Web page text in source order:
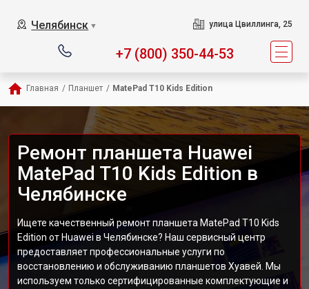
Челябинск ▼ улица Цвиллинга, 25
+7 (800) 350-44-53
Главная / Планшет / MatePad T10 Kids Edition
Ремонт планшета Huawei
MatePad T10 Kids Edition в
Челябинске
Ищете качественный ремонт планшета MatePad T10 Kids
Edition от Huawei в Челябинске? Наш сервисный центр
предоставляет профессиональные услуги по
восстановлению и обслуживанию планшетов Хуавей. Мы
используем только сертифицированные комплектующие и